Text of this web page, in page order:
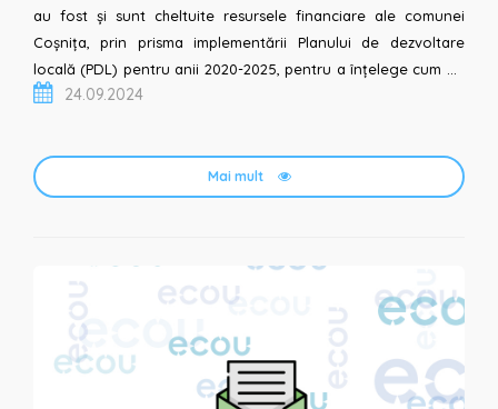
au fost și sunt cheltuite resursele financiare ale comunei
Coșnița, prin prisma implementării Planului de dezvoltare
locală (PDL) pentru anii 2020-2025, pentru a înțelege cum au
fost soluționate problemele prioritare cu c...
24.09.2024
Mai mult